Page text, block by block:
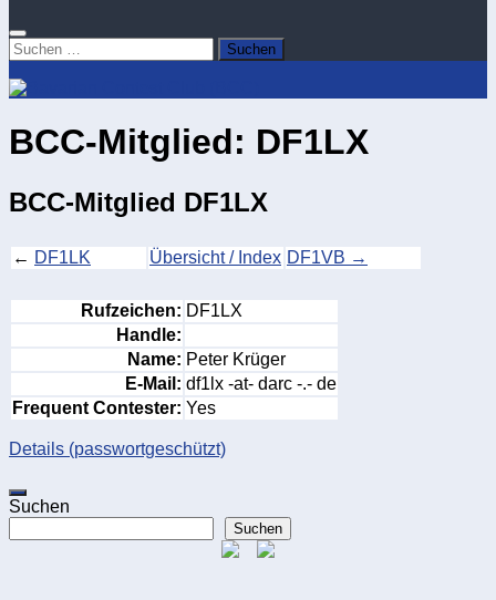
Suchen
nach:
BCC-Mitglied: DF1LX
BCC-Mitglied DF1LX
← DF1LK Übersicht / Index DF1VB →
Rufzeichen: DF1LX
Handle:
Name: Peter Krüger
E-Mail: df1lx -at- darc -.- de
Frequent Contester: Yes
Details (passwortgeschützt)
Suchen
Suchen